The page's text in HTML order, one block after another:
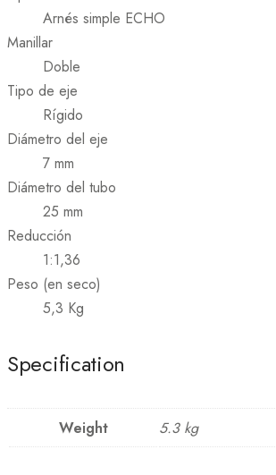
Arnés simple ECHO
Manillar
Doble
Tipo de eje
Rígido
Diámetro del eje
7 mm
Diámetro del tubo
25 mm
Reducción
1:1,36
Peso (en seco)
5,3 Kg
Specification
Weight 5.3 kg